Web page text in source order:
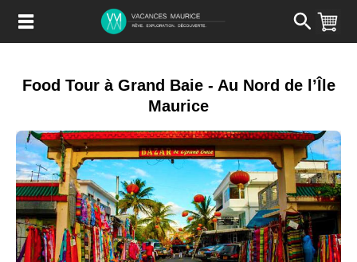
Contenu
Food Tour à Grand Baie - Au Nord de l’Île
Maurice